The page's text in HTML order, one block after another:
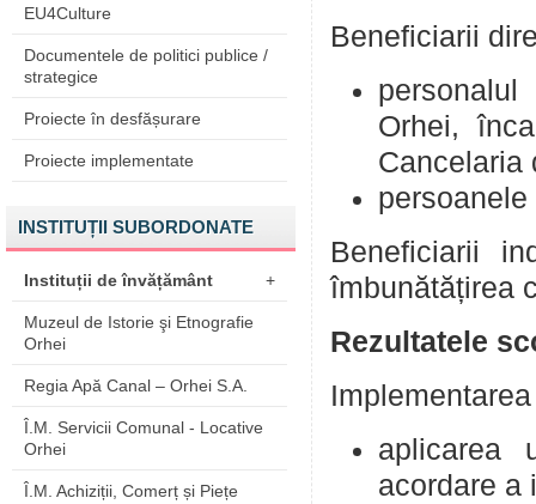
EU4Culture
Documentele de politici publice /
strategice
Proiecte în desfășurare
Proiecte implementate
INSTITUȚII SUBORDONATE
Instituții de învățământ +
Muzeul de Istorie şi Etnografie
Orhei
Regia Apă Canal – Orhei S.A.
Î.M. Servicii Comunal - Locative
Orhei
Î.M. Achiziții, Comerț și Piețe
Beneficiarii
Orhei,
Cancelaria
Beneficiarii
îmbunătățirea
Rezultatele
aplicarea
acordare a